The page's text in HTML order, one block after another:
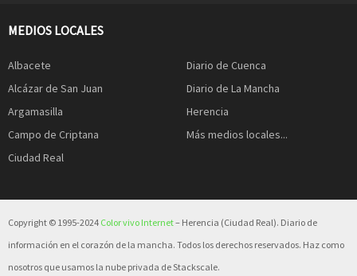
MEDIOS LOCALES
Albacete
Alcázar de San Juan
Argamasilla
Campo de Criptana
Ciudad Real
Diario de Cuenca
Diario de La Mancha
Herencia
Más medios locales...
Copyright © 1995-2024 Color vivo Internet– Herencia (Ciudad Real). Diario de
información en el corazón de la mancha. Todos los derechos reservados. Haz como
nosotros que usamos la nube privada de Stackscale.